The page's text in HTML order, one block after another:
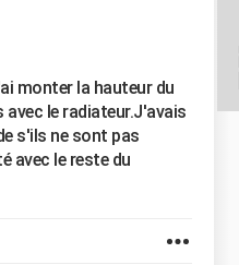
monter la hauteur du
le radiateur.J'avais
s'ils ne sont pas
avec le reste du